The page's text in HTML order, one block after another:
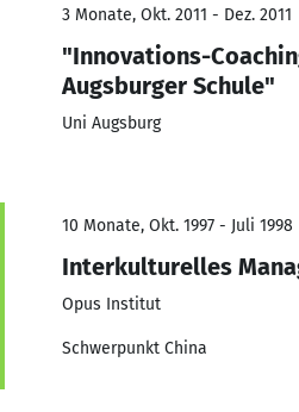
3 Monate, Okt. 2011 - Dez. 2011
"Innovations-
Augsburger Schule"
Uni Augsburg
10 Monate, Okt. 1997 - Juli 1998
Interkulturelles
Opus Institut
Schwerpunkt China